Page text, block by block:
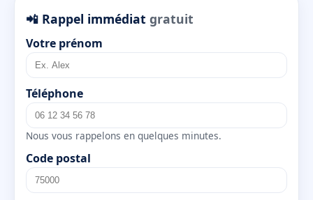
📲 Rappel immédiat gratuit
Votre prénom
Téléphone
Nous vous rappelons en quelques minutes.
Code postal